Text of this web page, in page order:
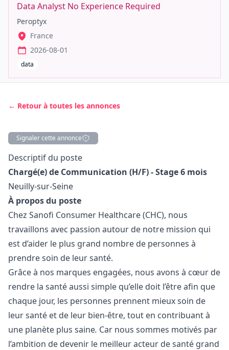
Data Analyst No Experience Required
Peroptyx
France
2026-08-01
data
← Retour à toutes les annonces
Signaler cette annonce
Description
Descriptif du poste
Chargé(e) de Communication (H/F) - Stage 6 mois
Neuilly-sur-Seine
À propos du poste
Chez Sanofi Consumer Healthcare (CHC), nous
travaillons avec passion autour de notre mission qui
est d’aider le plus grand nombre de personnes à
prendre soin de leur santé.
Grâce à nos marques engagées, nous avons à cœur de
rendre la santé aussi simple qu’elle doit l’être afin que
chaque jour, les personnes prennent mieux soin de
leur santé et de leur bien-être, tout en contribuant à
une planète plus saine. Car nous sommes motivés par
l’ambition de devenir le meilleur acteur de santé grand